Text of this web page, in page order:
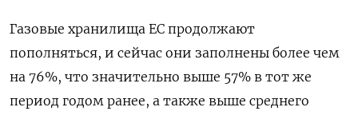
Газовые хранилища ЕС продолжают
пополняться, и сейчас они заполнены более чем
на 76%, что значительно выше 57% в тот же
период годом ранее, а также выше среднего